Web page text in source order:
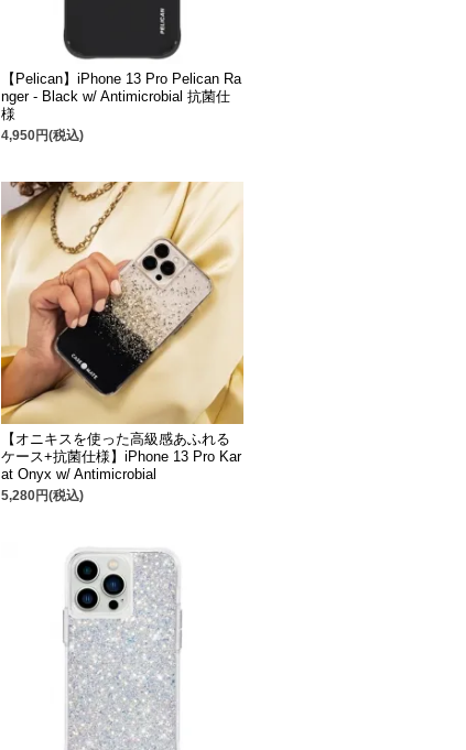
【Pelican】iPhone 13 Pro Pelican Ra
nger - Black w/ Antimicrobial 抗菌仕
様
4,950円(税込)
【オニキスを使った高級感あふれる
ケース+抗菌仕様】iPhone 13 Pro Kar
at Onyx w/ Antimicrobial
5,280円(税込)